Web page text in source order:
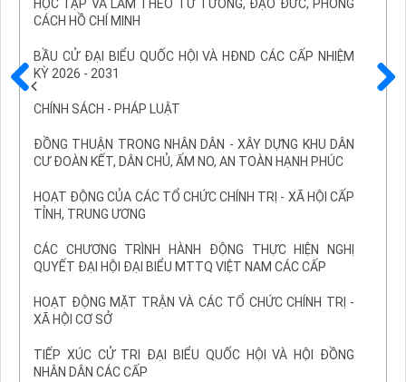
HỌC TẬP VÀ LÀM THEO TƯ TƯỞNG, ĐẠO ĐỨC, PHONG
CÁCH HỒ CHÍ MINH
BẦU CỬ ĐẠI BIỂU QUỐC HỘI VÀ HĐND CÁC CẤP NHIỆM
KỲ 2026 - 2031
CHÍNH SÁCH - PHÁP LUẬT
ĐỒNG THUẬN TRONG NHÂN DÂN - XÂY DỰNG KHU DÂN
CƯ ĐOÀN KẾT, DÂN CHỦ, ẤM NO, AN TOÀN HẠNH PHÚC
HOẠT ĐỘNG CỦA CÁC TỔ CHỨC CHÍNH TRỊ - XÃ HỘI CẤP
TỈNH, TRUNG ƯƠNG
CÁC CHƯƠNG TRÌNH HÀNH ĐỘNG THỰC HIỆN NGHỊ
QUYẾT ĐẠI HỘI ĐẠI BIỂU MTTQ VIỆT NAM CÁC CẤP
HOẠT ĐỘNG MẶT TRẬN VÀ CÁC TỔ CHỨC CHÍNH TRỊ -
XÃ HỘI CƠ SỞ
TIẾP XÚC CỬ TRI ĐẠI BIỂU QUỐC HỘI VÀ HỘI ĐỒNG
NHÂN DÂN CÁC CẤP
Trước